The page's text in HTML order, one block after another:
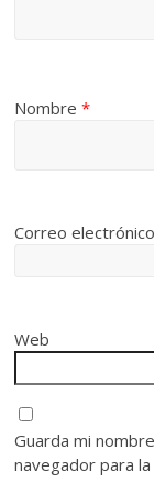
Nombre*
Correo
Web
Guarda mi
navegador para